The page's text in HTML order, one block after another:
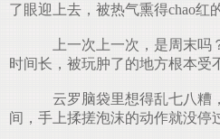
了眼迎上去，被热气熏得chao红
上一次上一次，是周末吗
时间长，被玩肿了的地方根本受
云罗脑袋里想得乱七八糟
间，手上揉搓泡沫的动作就没停